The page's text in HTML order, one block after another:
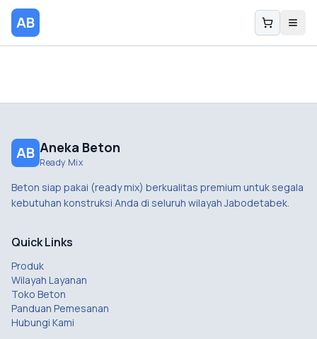
AB
AB Aneka Beton
Ready Mix
Beton siap pakai (ready mix) berkualitas premium untuk segala
kebutuhan konstruksi Anda di seluruh wilayah Jabodetabek.
Quick Links
Produk
Wilayah Layanan
Toko Beton
Panduan Pemesanan
Hubungi Kami